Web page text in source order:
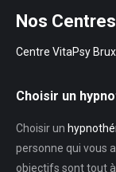
Nos Centres
Centre VitaPsy
Choisir un
Choisir un
personne qui vous
objectifs sont tout